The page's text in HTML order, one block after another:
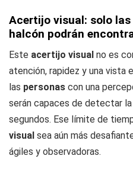
Acertijo visual: solo
halcón podrán
Este acertijo visual no es
atención, rapidez y una vista
las personas con una
serán capaces de detectar
segundos. Ese límite de
visual sea aún más
ágiles y observadoras.